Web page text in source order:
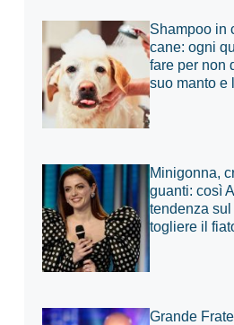
Shampoo in
cane: ogni
fare per non
suo manto e
Minigonna,
guanti: così
tendenza
togliere il
Grande